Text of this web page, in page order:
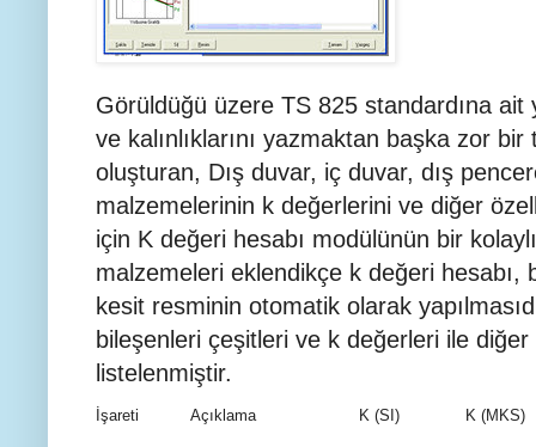
Görüldüğü üzere TS 825 standardına
ve kalınlıklarını yazmaktan başka zor
oluşturan, Dış duvar, iç duvar, dış
malzemelerinin k değerlerini ve diğer
için K değeri hesabı modülünün bir
malzemeleri eklendikçe k değeri
kesit resminin otomatik olarak
bileşenleri çeşitleri ve k değerleri ile diğer
listelenmiştir.
İşareti Açıklama K (SI) K (MKS)